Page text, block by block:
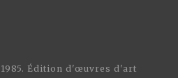
Édition d'œuvres d'art